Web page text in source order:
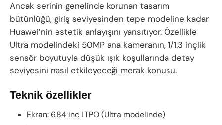
Ancak serinin genelinde korunan tasarım
bütünlüğü, giriş seviyesinden tepe modeline kadar
Huawei’nin estetik anlayışını yansıtıyor. Özellikle
Ultra modelindeki 50MP ana kameranın, 1/1.3 inçlik
sensör boyutuyla düşük ışık koşullarında detay
seviyesini nasıl etkileyeceği merak konusu.
Teknik özellikler
Ekran: 6.84 inç LTPO (Ultra modelinde)